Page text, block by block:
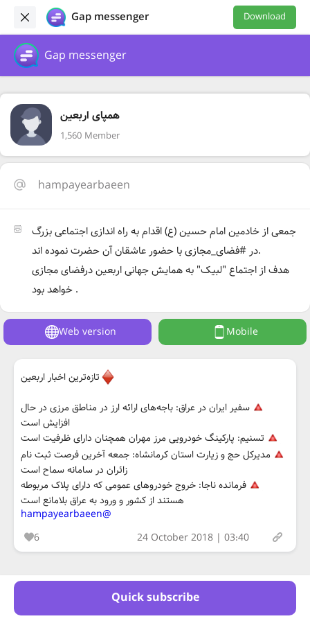
Gap messenger Download
Gap messenger
همپای اربعین
1,560 Member
hampayearbaeen
جمعی از خادمین امام حسین (ع) اقدام به راه اندازی اجتماعی بزرگ
در #فضای_مجازی با حضور عاشقان آن حضرت نموده اند.
هدف از اجتماع "لبیک" به همایش جهانی اربعین درفضای مجازی
خواهد بود .
Quick subscribe
Web version Mobile
تازه‌ترین اخبار اربعین
سفیر ایران در عراق: باجه‌های ارائه ارز در مناطق مرزی در حال
افزایش است
تسنیم: پارکینگ خودرویی مرز مهران همچنان دارای ظرفیت است
مدیرکل حج و زیارت استان کرمانشاه: جمعه آخرین فرصت ثبت نام
زائران در سامانه سماح است
فرمانده ناجا: خروج خودروهای عمومی که دارای پلاک مربوطه
هستند از کشور و ورود به عراق بلامانع است
@hampayearbaeen
6
24 October 2018 | 03:40